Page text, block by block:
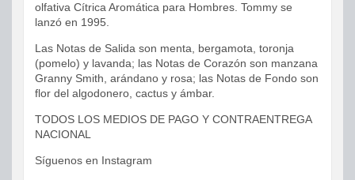
olfativa Cítrica Aromática para Hombres. Tommy se
lanzó en 1995.
Las Notas de Salida son menta, bergamota, toronja
(pomelo) y lavanda; las Notas de Corazón son manzana
Granny Smith, arándano y rosa; las Notas de Fondo son
flor del algodonero, cactus y ámbar.
TODOS LOS MEDIOS DE PAGO Y CONTRAENTREGA
NACIONAL
Síguenos en Instagram